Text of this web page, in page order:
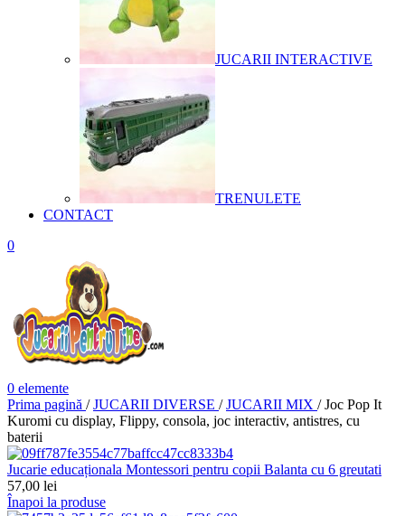
JUCARII INTERACTIVE
TRENULETE
CONTACT
0
0 elemente
Prima pagină / JUCARII DIVERSE / JUCARII MIX / Joc Pop It
Kuromi cu display, Flippy, consola, joc interactiv, antistres, cu
baterii
Jucarie educaționala Montessori pentru copii Balanta cu 6 greutati
57,00 lei
Înapoi la produse